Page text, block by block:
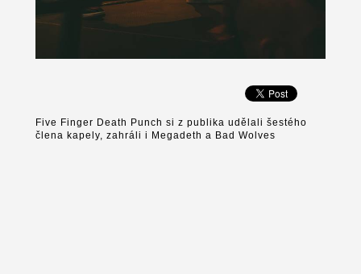
Five Finger Death Punch si z publika udělali šestého
člena kapely, zahráli i Megadeth a Bad Wolves